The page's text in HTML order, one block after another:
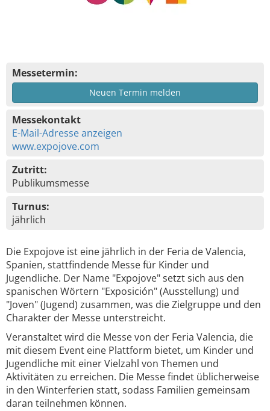
Messetermin:
Neuen Termin melden
Messekontakt
E-Mail-Adresse anzeigen
www.expojove.com
Zutritt:
Publikumsmesse
Turnus:
jährlich
Die Expojove ist eine jährlich in der Feria de Valencia,
Spanien, stattfindende Messe für Kinder und
Jugendliche. Der Name "Expojove" setzt sich aus den
spanischen Wörtern "Exposición" (Ausstellung) und
"Joven" (Jugend) zusammen, was die Zielgruppe und den
Charakter der Messe unterstreicht.
Veranstaltet wird die Messe von der Feria Valencia, die
mit diesem Event eine Plattform bietet, um Kinder und
Jugendliche mit einer Vielzahl von Themen und
Aktivitäten zu erreichen. Die Messe findet üblicherweise
in den Winterferien statt, sodass Familien gemeinsam
daran teilnehmen können.